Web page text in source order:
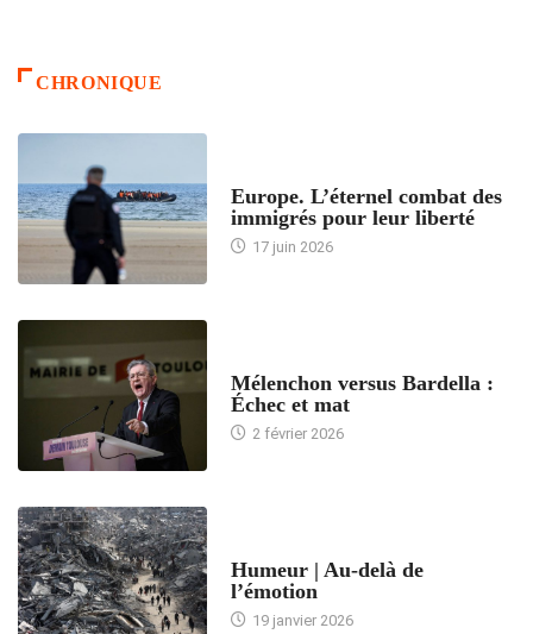
CHRONIQUE
Europe. L’éternel combat des
immigrés pour leur liberté
17 juin 2026
Mélenchon versus Bardella :
Échec et mat
2 février 2026
Humeur | Au-delà de
l’émotion
19 janvier 2026